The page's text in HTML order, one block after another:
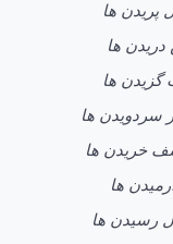
پريدن ها
ها
گزيدن ها
سردويدن ها
خريدن ها
ها
رسيدن ها